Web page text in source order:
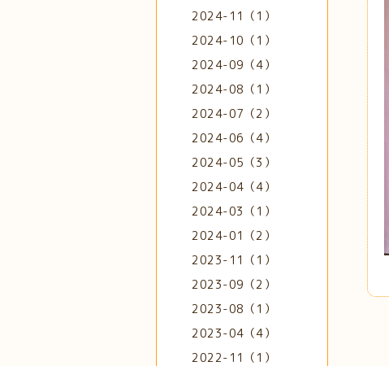
2024-11（1）
2024-10（1）
2024-09（4）
2024-08（1）
2024-07（2）
2024-06（4）
2024-05（3）
2024-04（4）
2024-03（1）
2024-01（2）
2023-11（1）
2023-09（2）
2023-08（1）
2023-04（4）
2022-11（1）